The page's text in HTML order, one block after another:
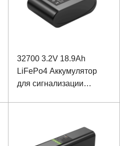
32700 3.2V 18.9Ah
LiFePo4 Аккумулятор
для сигнализации